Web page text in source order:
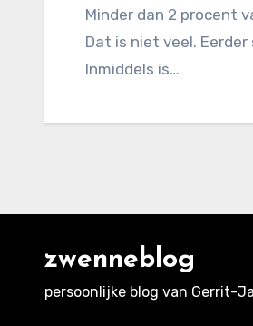
Minder dan 2 procent van alle rechtspraak in Nederland is via rechtspraak.nl te verkrijgen.
Dat is niet veel.
Inmiddels is…
zwenneblog
persoonlijke blog van Gerrit-